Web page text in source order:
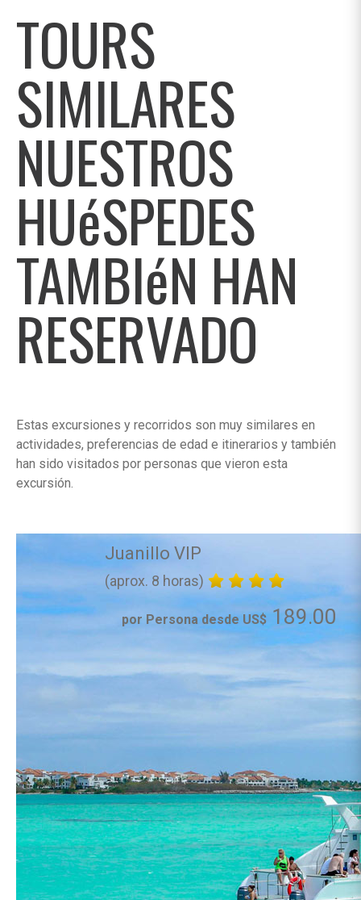
TOURS
SIMILARES
NUESTROS
HUéSPEDES
TAMBIéN HAN
RESERVADO
Estas excursiones y recorridos son muy similares en
actividades, preferencias de edad e itinerarios y también
han sido visitados por personas que vieron esta
excursión.
Juanillo VIP
(aprox. 8 horas)
por Persona desde US$189.00